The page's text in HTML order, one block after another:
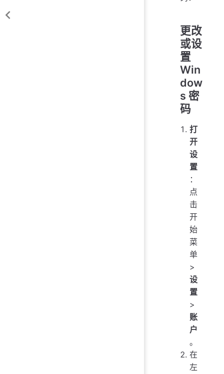
更改
或设
置
Win
dow
s 密
码
打
开
设
置
：
点
击
开
始
菜
单
>
设
置
>
账
户
。
在
左